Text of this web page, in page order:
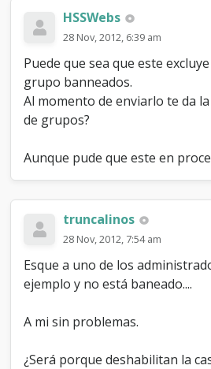
HSSWebs
28 Nov, 2012, 6:39 am
Puede que sea que este
grupo banneados.
Al momento de enviarlo te da
de grupos?
Aunque pude que este en
truncalinos
28 Nov, 2012, 7:54 am
Esque a uno de los
ejemplo y no está baneado....
A mi sin problemas.
¿Será porque deshabilitan la